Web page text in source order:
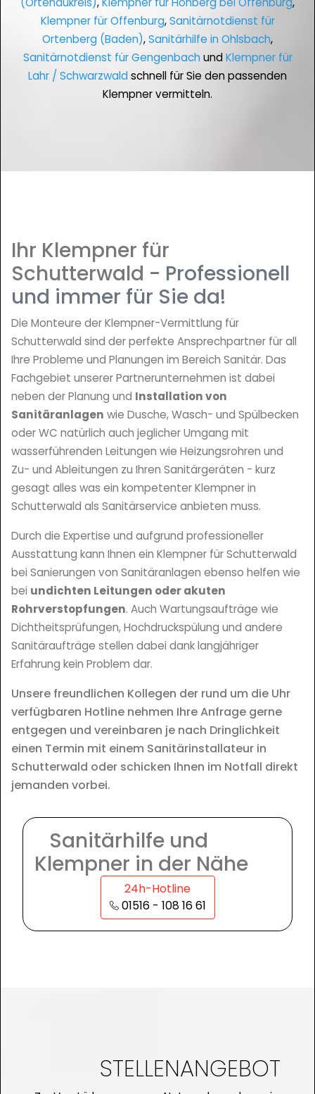
Klempner für Offenburg,Sanitärnotdienst für
Ortenberg (Baden),Sanitärhilfe in Ohlsbach,
Sanitärnotdienst für Gengenbach undKlempner für
Lahr / Schwarzwaldschnell für Sie den passenden
Klempner vermitteln.
Ihr Klempner für
Schutterwald - Professionell
und immer für Sie da!
Die Monteure der Klempner-Vermittlung für
Schutterwald sind der perfekte Ansprechpartner für all
Ihre Probleme und Planungen im Bereich Sanitär. Das
Fachgebiet unserer Partnerunternehmen ist dabei
neben der Planung und Installation von
Sanitäranlagen wie Dusche, Wasch- und Spülbecken
oder WC natürlich auch jeglicher Umgang mit
wasserführenden Leitungen wie Heizungsrohren und
Zu- und Ableitungen zu Ihren Sanitärgeräten - kurz
gesagt alles was ein kompetenter Klempner in
Schutterwald als Sanitärservice anbieten muss.
Durch die Expertise und aufgrund professioneller
Ausstattung kann Ihnen ein Klempner für Schutterwald
bei Sanierungen von Sanitäranlagen ebenso helfen wie
bei undichten Leitungen oder akuten
Rohrverstopfungen. Auch Wartungsaufträge wie
Dichtheitsprüfungen, Hochdruckspülung und andere
Sanitäraufträge stellen dabei dank langjähriger
Erfahrung kein Problem dar.
Unsere freundlichen Kollegen der rund um die Uhr
verfügbaren Hotline nehmen Ihre Anfrage gerne
entgegen und vereinbaren je nach Dringlichkeit
einen Termin mit einem Sanitärinstallateur in
Schutterwald oder schicken Ihnen im Notfall direkt
jemanden vorbei.
Sanitärhilfe und
Klempner in der Nähe
24h-Hotline
01516 - 108 16 61
STELLENANGEBOT